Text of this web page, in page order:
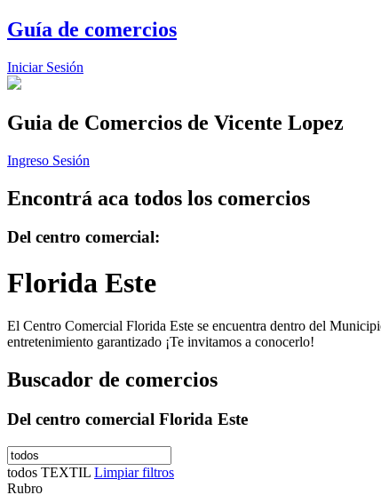
Guía de comercios
Iniciar Sesión
Guia de Comercios de Vicente Lopez
Ingreso Sesión
Encontrá aca todos los comercios
Del centro comercial:
Florida Este
El Centro Comercial Florida Este se encuentra dentro del
entretenimiento garantizado ¡Te invitamos a conocerlo!
Buscador de comercios
Del centro comercial Florida Este
todos TEXTIL Limpiar filtros
Rubro